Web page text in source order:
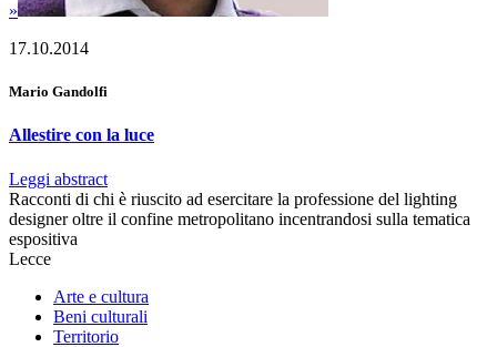
»
17.10.2014
Mario Gandolfi
Allestire con la luce
Leggi abstract
Racconti di chi è riuscito ad esercitare la professione del lighting
designer oltre il confine metropolitano incentrandosi sulla tematica
espositiva
Lecce
Arte e cultura
Beni culturali
Territorio